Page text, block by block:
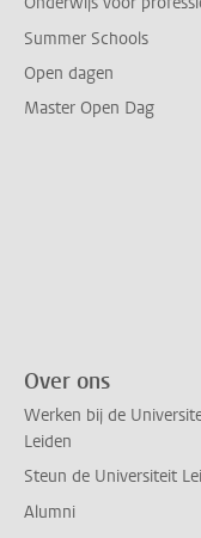
Summer Schools
Open dagen
Master Open Dag
Over ons
Werken bij de
Leiden
Steun de Universiteit
Alumni